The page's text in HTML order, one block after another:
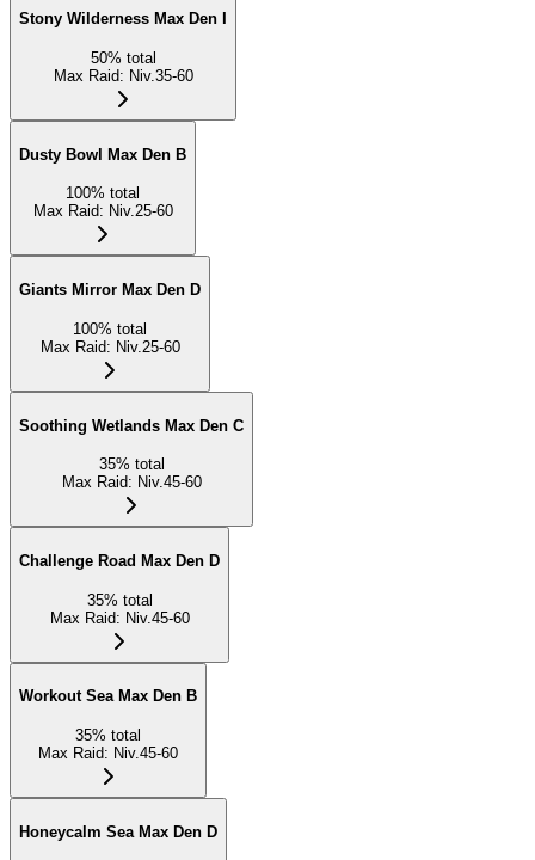
Stony Wilderness Max Den I
50% total
Max Raid: Niv.35-60
Dusty Bowl Max Den B
100% total
Max Raid: Niv.25-60
Giants Mirror Max Den D
100% total
Max Raid: Niv.25-60
Soothing Wetlands Max Den C
35% total
Max Raid: Niv.45-60
Challenge Road Max Den D
35% total
Max Raid: Niv.45-60
Workout Sea Max Den B
35% total
Max Raid: Niv.45-60
Honeycalm Sea Max Den D